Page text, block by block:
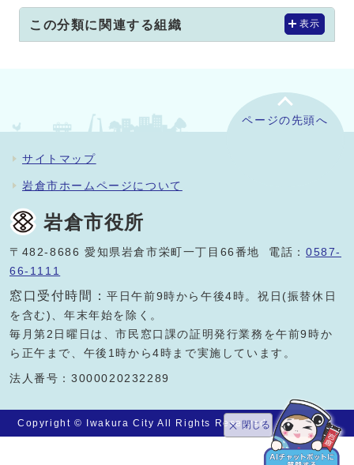
この分類に関連する組織 表示
閉じる
ページの先頭へ
サイトマップ
岩倉市ホームページについて
岩倉市役所
〒482-8686 愛知県岩倉市栄町一丁目66番地 電話：0587-
66-1111
窓口受付時間：平日午前9時から午後4時。祝日(振替休日
を含む)、年末年始を除く。
毎月第2日曜日は、市民窓口課の証明発行業務を午前9時か
ら正午まで、午後1時から4時まで実施しています。
法人番号：3000020232289
Copyright © Iwakura City All Rights Reserved.